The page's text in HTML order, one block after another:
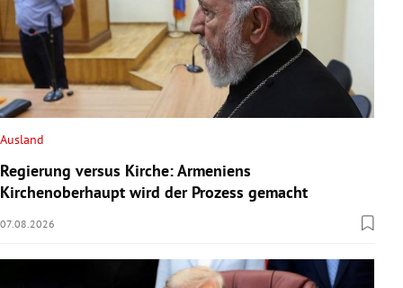
Ausland
Regierung versus Kirche: Armeniens
Kirchenoberhaupt wird der Prozess gemacht
07.08.2026